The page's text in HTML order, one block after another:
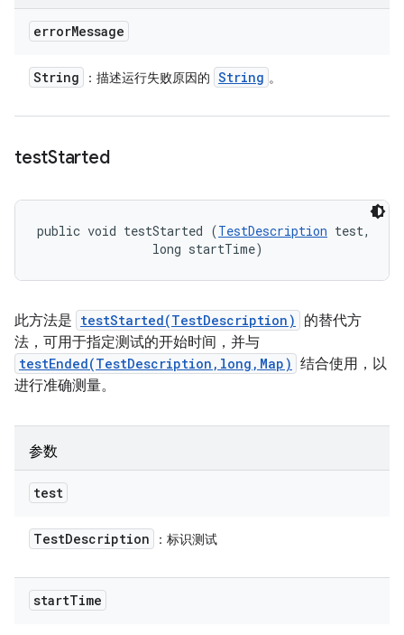
errorMessage
String ：描述运行失败原因的 String 。
testStarted
public void testStarted (TestDescription test,
                long startTime)
此方法是 testStarted(TestDescription)
的替代方
法，可用于指定测试的开始时间，并与
testEnded(TestDescription,long,Map) 结合使用，以
进行准确测量。
参数
test
TestDescription ：标识测试
startTime